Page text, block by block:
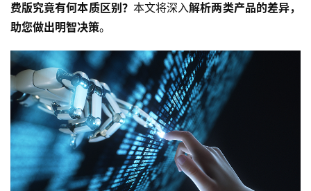
费版究竟有何本质区别？ 本文将深入解析两类产品的差异，
助您做出明智决策。